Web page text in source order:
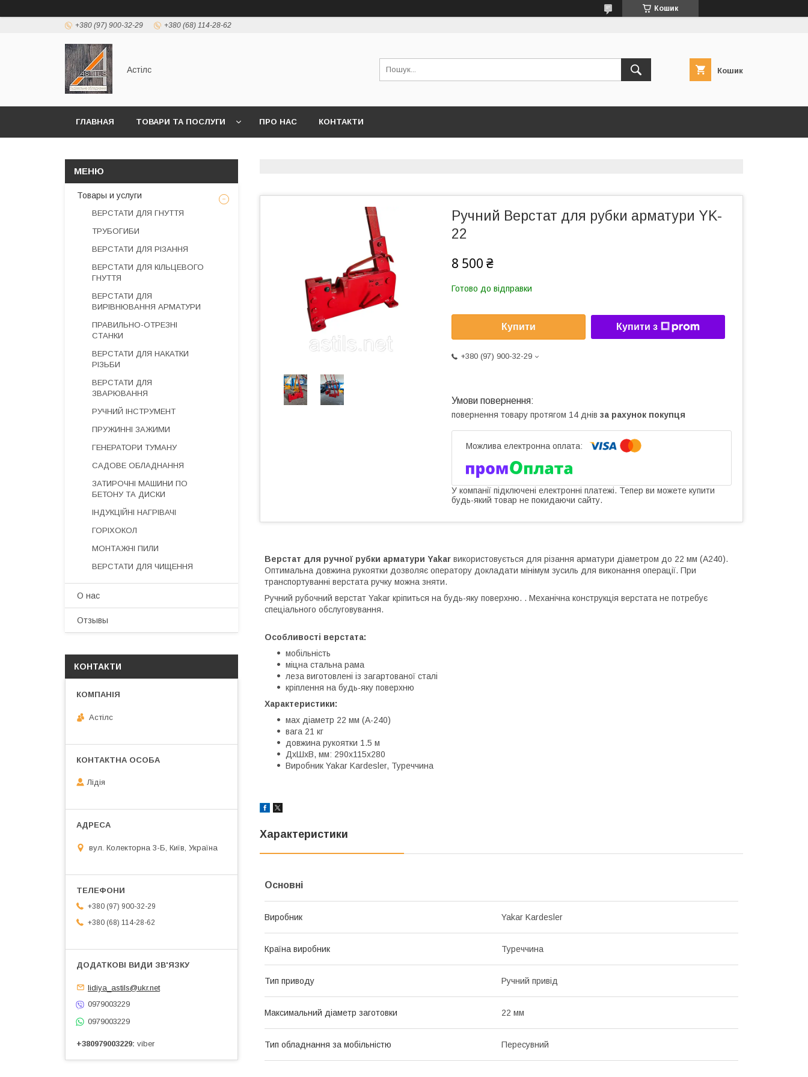
Кошик
+380 (97) 900-32-29 +380 (68) 114-28-62
Астілс Кошик
ГЛАВНАЯ ТОВАРИ ТА ПОСЛУГИ ПРО НАС КОНТАКТИ
Ручний Верстат для рубки арматури YK-
22
8 500 ₴
Готово до відправки
Купити Купити з
+380 (97) 900-32-29
повернення товару протягом 14 днів за рахунок покупця
У компанії підключені електронні платежі. Тепер ви можете купити
будь-який товар не покидаючи сайту.
Верстат для ручної рубки арматури Yakar використовується для різання арматури діаметром до 22 мм (А240).
Оптимальна довжина рукоятки дозволяє оператору докладати мінімум зусиль для виконання операції. При
транспортуванні верстата ручку можна зняти.
Ручний рубочний верстат Yakar кріпиться на будь-яку поверхню. . Механічна конструкція верстата не потребує
спеціального обслуговування.
Особливості верстата:
мобільність
міцна стальна рама
леза виготовлені із загартованої сталі
кріплення на будь-яку поверхню
Характеристики:
мах діаметр 22 мм (А-240)
вага 21 кг
довжина рукоятки 1.5 м
ДхШхВ, мм: 290х115х280
Виробник Yakar Kardesler, Туреччина
Характеристики
Основні
Виробник Yakar Kardesler
Країна виробник Туреччина
Тип приводу Ручний привід
Максимальний діаметр заготовки 22 мм
Тип обладнання за мобільністю Пересувний
Товары и услуги
ВЕРСТАТИ ДЛЯ ГНУТТЯ
ТРУБОГИБИ
ВЕРСТАТИ ДЛЯ РІЗАННЯ
ВЕРСТАТИ ДЛЯ КІЛЬЦЕВОГО
ГНУТТЯ
ВЕРСТАТИ ДЛЯ
ВИРІВНЮВАННЯ АРМАТУРИ
ПРАВИЛЬНО-ОТРЕЗНІ
СТАНКИ
ВЕРСТАТИ ДЛЯ НАКАТКИ
РІЗЬБИ
ВЕРСТАТИ ДЛЯ
ЗВАРЮВАННЯ
РУЧНИЙ ІНСТРУМЕНТ
ПРУЖИННІ ЗАЖИМИ
ГЕНЕРАТОРИ ТУМАНУ
САДОВЕ ОБЛАДНАННЯ
ЗАТИРОЧНІ МАШИНИ ПО
БЕТОНУ ТА ДИСКИ
ІНДУКЦІЙНІ НАГРІВАЧІ
ГОРІХОКОЛ
МОНТАЖНІ ПИЛИ
ВЕРСТАТИ ДЛЯ ЧИЩЕННЯ
О нас
Отзывы
КОНТАКТИ
Астілс
Лідія
вул. Колекторна 3-Б, Київ, Україна
+380 (97) 900-32-29
+380 (68) 114-28-62
lidiya_astils@ukr.net
0979003229
0979003229
+380979003229 viber